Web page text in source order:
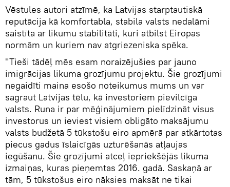
Vēstules autori atzīmē, ka Latvijas starptautiskā
reputācija kā komfortabla, stabila valsts nedalāmi
saistīta ar likumu stabilitāti, kuri atbilst Eiropas
normām un kuriem nav atgriezeniska spēka.
"Tieši tādēļ mēs esam noraizējušies par jauno
imigrācijas likuma grozījumu projektu. Šie grozījumi
negaidīti maina esošo noteikumus mums un var
sagraut Latvijas tēlu, kā investoriem pievilcīga
valsts. Runa ir par mēģinājumiem pielīdzināt visus
investorus un ieviest visiem obligāto maksājumu
valsts budžetā 5 tūkstošu eiro apmērā par atkārtotas
piecus gadus īslaicīgās uzturēšanās atļaujas
iegūšanu. Šie grozījumi atceļ iepriekšējās likuma
izmaiņas, kuras pieņemtas 2016. gadā. Saskaņā ar
tām, 5 tūkstošus eiro nāksies maksāt ne tikai